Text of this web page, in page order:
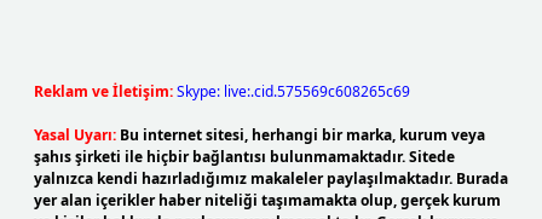
Reklam ve İletişim:Skype: live:.cid.575569c608265c69
Yasal Uyarı: Bu internet sitesi, herhangi bir marka, kurum veya
şahıs şirketi ile hiçbir bağlantısı bulunmamaktadır. Sitede
yalnızca kendi hazırladığımız makaleler paylaşılmaktadır. Burada
yer alan içerikler haber niteliği taşımamakta olup, gerçek kurum